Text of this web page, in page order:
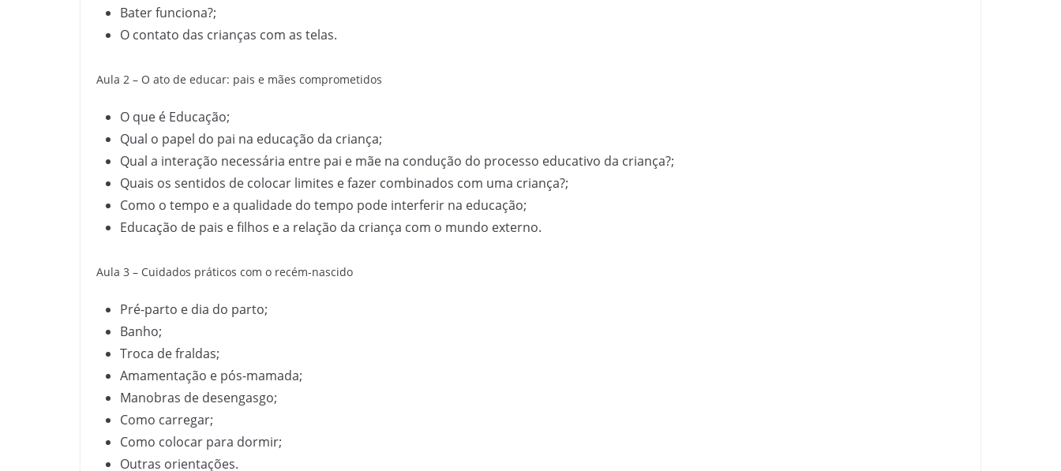
Bater funciona?;
O contato das crianças com as telas.
Aula 2 – O ato de educar: pais e mães comprometidos
O que é Educação;
Qual o papel do pai na educação da criança;
Qual a interação necessária entre pai e mãe na condução do processo educativo da criança?;
Quais os sentidos de colocar limites e fazer combinados com uma criança?;
Como o tempo e a qualidade do tempo pode interferir na educação;
Educação de pais e filhos e a relação da criança com o mundo externo.
Aula 3 – Cuidados práticos com o recém-nascido
Pré-parto e dia do parto;
Banho;
Troca de fraldas;
Amamentação e pós-mamada;
Manobras de desengasgo;
Como carregar;
Como colocar para dormir;
Outras orientações.